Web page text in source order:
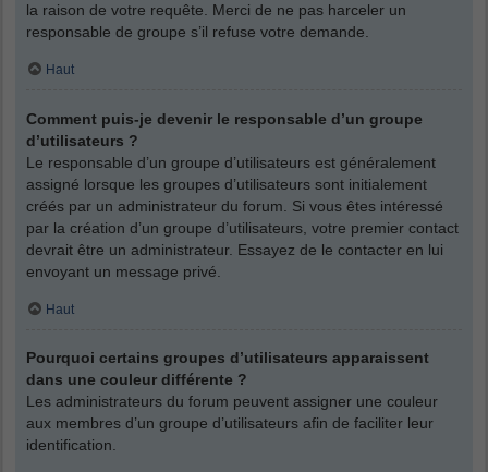
la raison de votre requête. Merci de ne pas harceler un
responsable de groupe s’il refuse votre demande.
Haut
Comment puis-je devenir le responsable d’un groupe
d’utilisateurs ?
Le responsable d’un groupe d’utilisateurs est généralement
assigné lorsque les groupes d’utilisateurs sont initialement
créés par un administrateur du forum. Si vous êtes intéressé
par la création d’un groupe d’utilisateurs, votre premier contact
devrait être un administrateur. Essayez de le contacter en lui
envoyant un message privé.
Haut
Pourquoi certains groupes d’utilisateurs apparaissent
dans une couleur différente ?
Les administrateurs du forum peuvent assigner une couleur
aux membres d’un groupe d’utilisateurs afin de faciliter leur
identification.